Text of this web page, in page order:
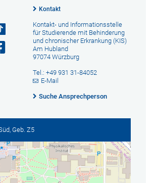
Kontakt
Kontakt- und Informationsstelle
für Studierende mit Behinderung
und chronischer Erkrankung (KIS)
Am Hubland
97074 Würzburg
Tel.: +49 931 31-84052
E-Mail
Suche Ansprechperson
Geb. Z5